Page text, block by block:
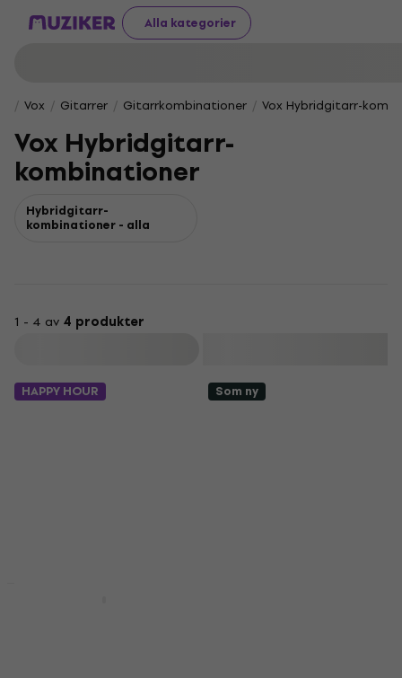
Alla kategorier
Vox Gitarrer Gitarrkombinationer Vox Hybridgitarr-
Vox Hybridgitarr-
kombinationer
Hybridgitarr-
kombinationer - alla
1 - 4 av 4 produkter
HAPPY HOUR Som ny